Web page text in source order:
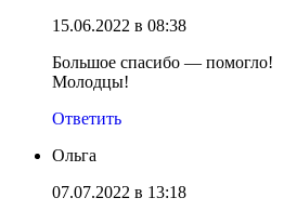
15.06.2022 в 08:38
Большое спасибо — помогло!
Молодцы!
Ответить
Ольга
07.07.2022 в 13:18